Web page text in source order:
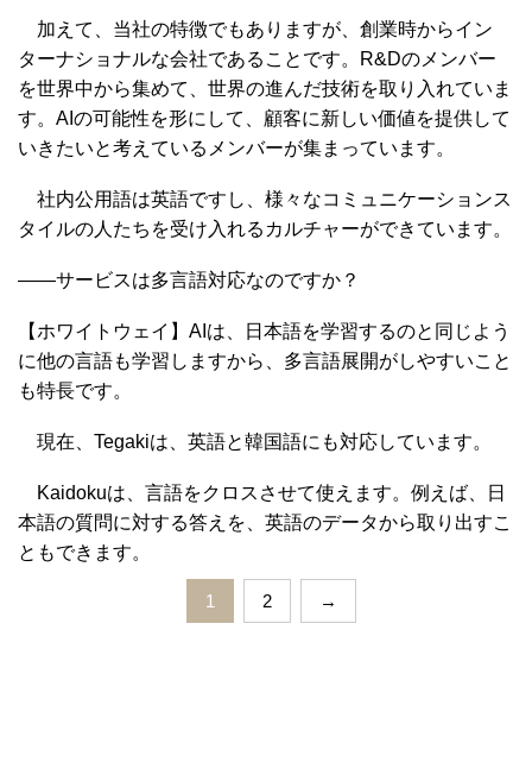
加えて、当社の特徴でもありますが、創業時からイン
ターナショナルな会社であることです。R&Dのメンバー
を世界中から集めて、世界の進んだ技術を取り入れていま
す。AIの可能性を形にして、顧客に新しい価値を提供して
いきたいと考えているメンバーが集まっています。
社内公用語は英語ですし、様々なコミュニケーションス
タイルの人たちを受け入れるカルチャーができています。
――サービスは多言語対応なのですか？
【ホワイトウェイ】AIは、日本語を学習するのと同じよう
に他の言語も学習しますから、多言語展開がしやすいこと
も特長です。
現在、Tegakiは、英語と韓国語にも対応しています。
Kaidokuは、言語をクロスさせて使えます。例えば、日
本語の質問に対する答えを、英語のデータから取り出すこ
ともできます。
1 2 →